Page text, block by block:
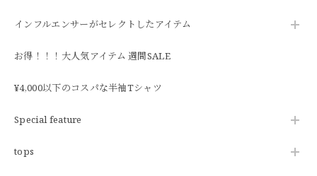
インフルエンサーがセレクトしたアイテム
お得！！！大人気アイテム 週間SALE
¥4,000以下のコスパな半袖Tシャツ
Special feature
tops